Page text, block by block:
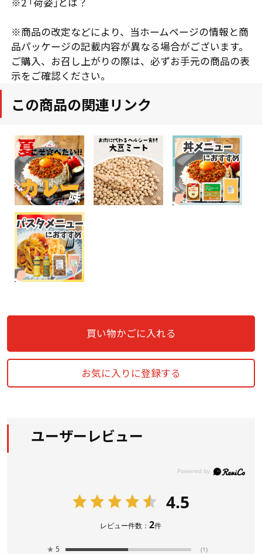
※商品の改定などにより、当ホームページの情報と商
品パッケージの記載内容が異なる場合がございます。
ご購入、お召し上がりの際は、必ずお手元の商品の表
示をご確認ください。
この商品の関連リンク
買い物かごに入れる
お気に入りに登録する
ユーザーレビュー
4.5
レビュー件数：2件
★ 5 (1)